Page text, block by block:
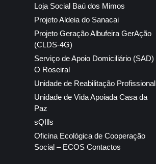
Loja Social Baú dos Mimos
Projeto Aldeia do Sanacai
Projeto Geração Albufeira GerAção
(CLDS-4G)
Serviço de Apoio Domiciliário (SAD)
O Roseiral
Unidade de Reabilitação Profissional
Unidade de Vida Apoiada Casa da
Paz
sQIlls
Oficina Ecológica de Cooperação
Social – ECOS Contactos